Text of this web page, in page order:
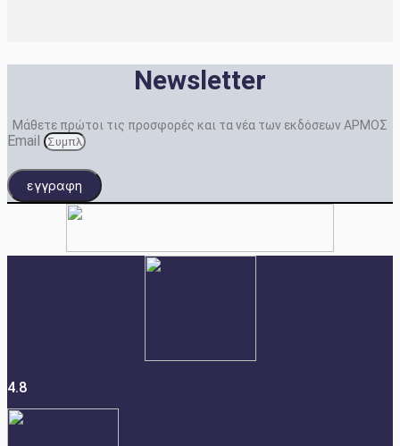
Newsletter
Μάθετε πρώτοι τις προσφορές και τα νέα των εκδόσεων ΑΡΜΟΣ
Email
εγγραφη
4.8